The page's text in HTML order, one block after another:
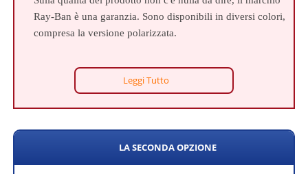
Ray-Ban è una garanzia. Sono disponibili in diversi colori,
compresa la versione polarizzata.
Leggi Tutto
LA SECONDA OPZIONE